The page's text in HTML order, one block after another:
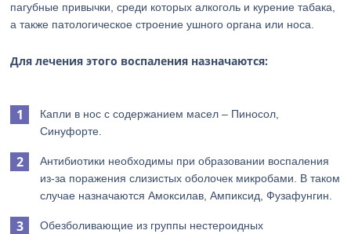
пагубные привычки, среди которых алкоголь и курение табака,
а также патологическое строение ушного органа или носа.
Для лечения этого воспаления назначаются:
Капли в нос с содержанием масел – Пиносол,
Синуфорте.
Антибиотики необходимы при образовании воспаления
из-за поражения слизистых оболочек микробами. В таком
случае назначаются Амоксилав, Ампиксид, Фузафунгин.
Обезболивающие из группы нестероидных